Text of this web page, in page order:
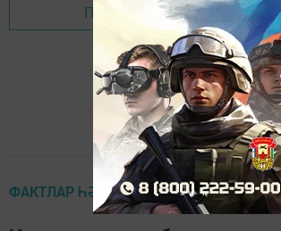
Перейти на страницу
ФАКТЛАР ҺӘМ КОММЕНТАРИЙЛАР